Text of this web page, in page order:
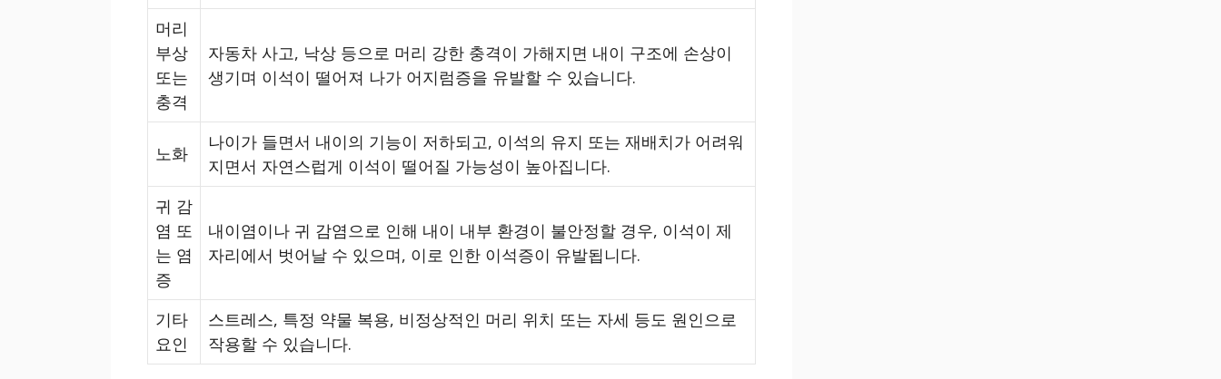
머리
부상
또는
충격
자동차 사고, 낙상 등으로 머리 강한 충격이 가해지면 내이 구조에 손상이
생기며 이석이 떨어져 나가 어지럼증을 유발할 수 있습니다.
노화
나이가 들면서 내이의 기능이 저하되고, 이석의 유지 또는 재배치가 어려워
지면서 자연스럽게 이석이 떨어질 가능성이 높아집니다.
귀 감
염 또
는 염
증
내이염이나 귀 감염으로 인해 내이 내부 환경이 불안정할 경우, 이석이 제
자리에서 벗어날 수 있으며, 이로 인한 이석증이 유발됩니다.
기타
요인
스트레스, 특정 약물 복용, 비정상적인 머리 위치 또는 자세 등도 원인으로
작용할 수 있습니다.